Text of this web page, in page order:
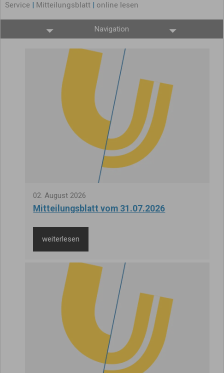
Service | Mitteilungsblatt| online lesen
Navigation
02.August 2026
Mitteilungsblatt vom 31.07.2026
weiterlesen